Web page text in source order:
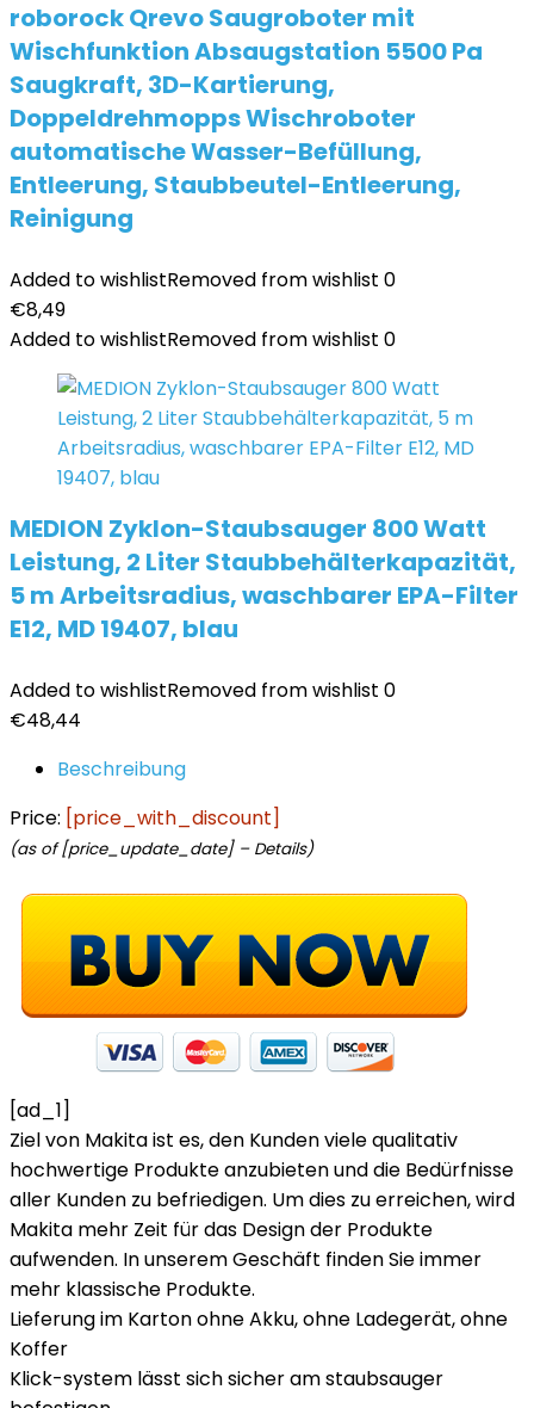
roborock Qrevo Saugroboter mit
Wischfunktion Absaugstation 5500 Pa
Saugkraft, 3D-Kartierung,
Doppeldrehmopps Wischroboter
automatische Wasser-Befüllung,
Entleerung, Staubbeutel-Entleerung,
Reinigung
Added to wishlistRemoved from wishlist 0
€8,49
Added to wishlistRemoved from wishlist 0
MEDION Zyklon-Staubsauger 800 Watt
Leistung, 2 Liter Staubbehälterkapazität,
5 m Arbeitsradius, waschbarer EPA-Filter
E12, MD 19407, blau
Added to wishlistRemoved from wishlist 0
€48,44
Beschreibung
Price: [price_with_discount]
(as of [price_update_date] – Details)
[ad_1]
Ziel von Makita ist es, den Kunden viele qualitativ
hochwertige Produkte anzubieten und die Bedürfnisse
aller Kunden zu befriedigen. Um dies zu erreichen, wird
Makita mehr Zeit für das Design der Produkte
aufwenden. In unserem Geschäft finden Sie immer
mehr klassische Produkte.
Lieferung im Karton ohne Akku, ohne Ladegerät, ohne
Koffer
Klick-system lässt sich sicher am staubsauger